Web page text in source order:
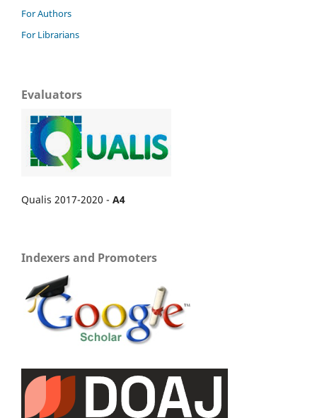
For Authors
For Librarians
Evaluators
Qualis 2017-2020 - A4
Indexers and Promoters